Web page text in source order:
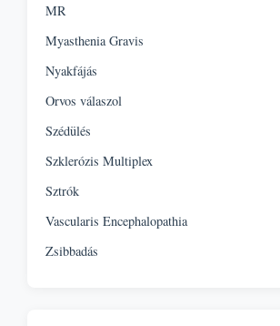
MR
Myasthenia Gravis
Nyakfájás
Orvos válaszol
Szédülés
Szklerózis Multiplex
Sztrók
Vascularis Encephalopathia
Zsibbadás